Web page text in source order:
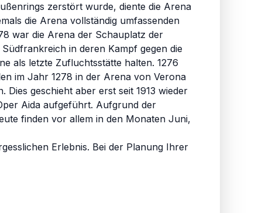
zerstört wurde, diente die Arena
die Arena vollständig umfassenden
war die Arena der Schauplatz der
in deren Kampf gegen die
als letzte Zufluchtsstätte halten. 1276
im Jahr 1278 in der Arena von Verona
geschieht aber erst seit 1913 wieder
Aida aufgeführt. Aufgrund der
finden vor allem in den Monaten Juni,
Erlebnis. Bei der Planung Ihrer